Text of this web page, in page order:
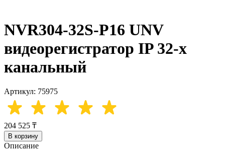
NVR304-32S-P16 UNV
видеорегистратор IP 32-х
канальный
Артикул: 75975
204 525 ₸
В корзину
Описание